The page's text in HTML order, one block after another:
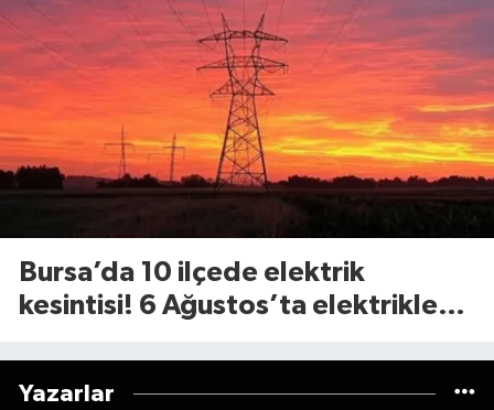
Bursa’da 10 ilçede elektrik
kesintisi! 6 Ağustos’ta elektrikler
Yazarlar